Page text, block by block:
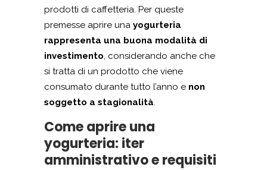
prodotti di caffetteria. Per queste
premesse aprire una yogurteria
rappresenta una buona modalità di
investimento, considerando anche che
si tratta di un prodotto che viene
consumato durante tutto l’anno e non
soggetto a stagionalità.
Come aprire una
yogurteria: iter
amministrativo e requisiti